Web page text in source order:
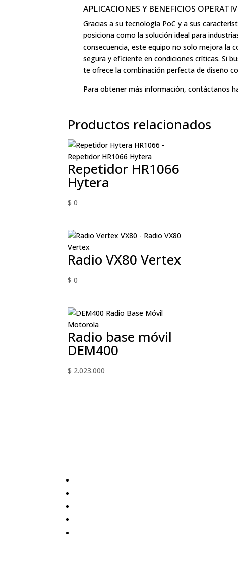
APLICACIONES Y BENEFICIOS
Gracias a su tecnología PoC y a sus
posiciona como la solución ideal para
consecuencia, este equipo no solo mejora la
segura y eficiente en condiciones críticas. Si
te ofrece la combinación perfecta de diseño
Para obtener más información, contáctanos
Productos relacionados
Repetidor HR1066
Hytera
$ 0
Radio VX80 Vertex
$ 0
Radio base móvil
DEM400
$ 2.023.000